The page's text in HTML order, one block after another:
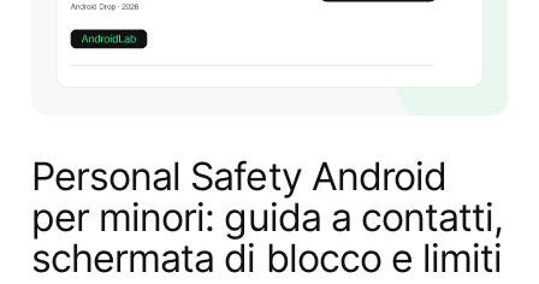
Personal Safety Android
per minori: guida a contatti,
schermata di blocco e limiti